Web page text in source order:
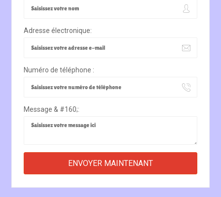
Adresse électronique:
Numéro de téléphone :
Message & #160;: